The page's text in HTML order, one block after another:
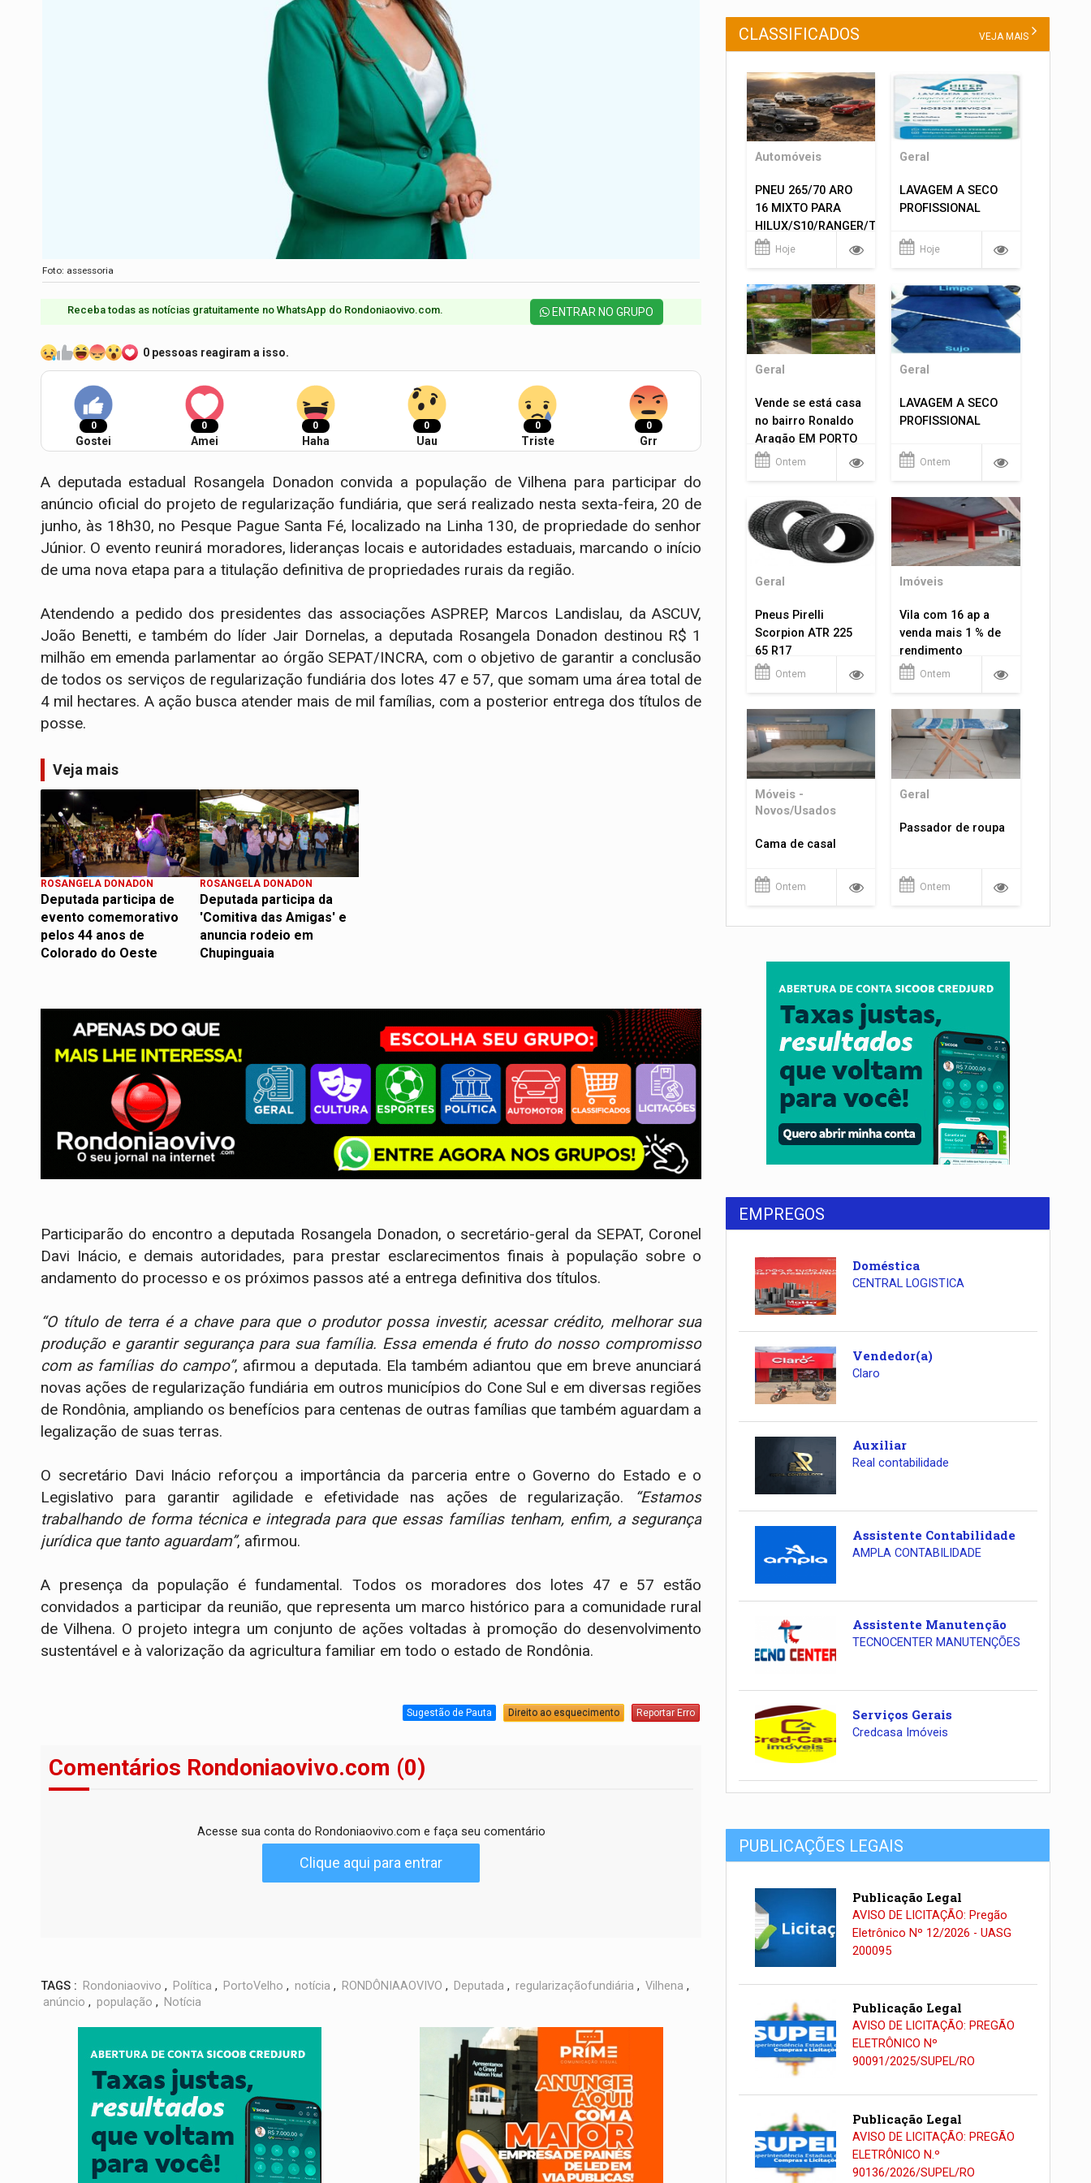
Foto: assessoria
Receba todas as notícias gratuitamente no WhatsApp do Rondoniaovivo.com.​ ENTRAR NO GRUPO
0 pessoas reagiram a isso.
0
Gostei
0
Amei
0
Haha
0
Uau
0
Triste
0
Grr
A deputada estadual Rosangela Donadon convida a população de Vilhena para participar do
anúncio oficial do projeto de regularização fundiária, que será realizado nesta sexta-feira, 20 de
junho, às 18h30, no Pesque Pague Santa Fé, localizado na Linha 130, de propriedade do senhor
Júnior. O evento reunirá moradores, lideranças locais e autoridades estaduais, marcando o início
de uma nova etapa para a titulação definitiva de propriedades rurais da região.
Atendendo a pedido dos presidentes das associações ASPREP, Marcos Landislau, da ASCUV,
João Benetti, e também do líder Jair Dornelas, a deputada Rosangela Donadon destinou R$ 1
milhão em emenda parlamentar ao órgão SEPAT/INCRA, com o objetivo de garantir a conclusão
de todos os serviços de regularização fundiária dos lotes 47 e 57, que somam uma área total de
4 mil hectares. A ação busca atender mais de mil famílias, com a posterior entrega dos títulos de
posse.
Veja mais
ROSANGELA DONADON
Deputada participa de
evento comemorativo
pelos 44 anos de
Colorado do Oeste
ROSANGELA DONADON
Deputada participa da
'Comitiva das Amigas' e
anuncia rodeio em
Chupinguaia
Participarão do encontro a deputada Rosangela Donadon, o secretário-geral da SEPAT, Coronel
Davi Inácio, e demais autoridades, para prestar esclarecimentos finais à população sobre o
andamento do processo e os próximos passos até a entrega definitiva dos títulos.
“O título de terra é a chave para que o produtor possa investir, acessar crédito, melhorar sua
produção e garantir segurança para sua família. Essa emenda é fruto do nosso compromisso
com as famílias do campo”, afirmou a deputada. Ela também adiantou que em breve anunciará
novas ações de regularização fundiária em outros municípios do Cone Sul e em diversas regiões
de Rondônia, ampliando os benefícios para centenas de outras famílias que também aguardam a
legalização de suas terras.
O secretário Davi Inácio reforçou a importância da parceria entre o Governo do Estado e o
Legislativo para garantir agilidade e efetividade nas ações de regularização.
“Estamos
trabalhando de forma técnica e integrada para que essas famílias tenham, enfim, a segurança
jurídica que tanto aguardam”, afirmou.
A presença da população é fundamental. Todos os moradores dos lotes 47 e 57 estão
convidados a participar da reunião, que representa um marco histórico para a comunidade rural
de Vilhena. O projeto integra um conjunto de ações voltadas à promoção do desenvolvimento
sustentável e à valorização da agricultura familiar em todo o estado de Rondônia.
Sugestão de Pauta Direito ao esquecimento Reportar Erro
Comentários Rondoniaovivo.com (0)
Acesse sua conta do Rondoniaovivo.com e faça seu comentário
Clique aqui para entrar
TAGS : Rondoniaovivo , Política , PortoVelho , notícia , RONDÔNIAAOVIVO , Deputada , regularizaçãofundiária , Vilhena ,
anúncio , população , Notícia
CLASSIFICADOS VEJA MAIS
Automóveis
PNEU 265/70 ARO
16 MIXTO PARA
HILUX/S10/RANGER/TRITON
ETC... MONTAGEM
Hoje
Geral
LAVAGEM A SECO
PROFISSIONAL
Hoje
Geral
Vende se está casa
no bairro Ronaldo
Aragão EM PORTO
VELHO RO.
Ontem
Geral
LAVAGEM A SECO
PROFISSIONAL
Ontem
Geral
Pneus Pirelli
Scorpion ATR 225
65 R17
Ontem
Imóveis
Vila com 16 ap a
venda mais 1 % de
rendimento
Ontem
Móveis -
Novos/Usados
Cama de casal
Ontem
Geral
Passador de roupa
Ontem
EMPREGOS
Doméstica
CENTRAL LOGISTICA
Vendedor(a)
Claro
Auxiliar
Real contabilidade
Assistente Contabilidade
AMPLA CONTABILIDADE
Assistente Manutenção
TECNOCENTER MANUTENÇÕES
Serviços Gerais
Credcasa Imóveis
PUBLICAÇÕES LEGAIS
Publicação Legal
AVISO DE LICITAÇÃO: Pregão
Eletrônico Nº 12/2026 - UASG
200095
Publicação Legal
AVISO DE LICITAÇÃO: PREGÃO
ELETRÔNICO Nº
90091/2025/SUPEL/RO
Publicação Legal
AVISO DE LICITAÇÃO: PREGÃO
ELETRÔNICO N.º
90136/2026/SUPEL/RO